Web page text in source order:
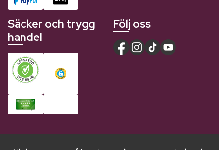
Säcker och trygg
handel
Följ oss